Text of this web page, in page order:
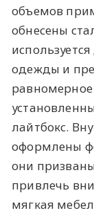
объемов
обнесены
одежды и
равномерное
лайтбокс.
оформлены
они
привлечь
мягкая